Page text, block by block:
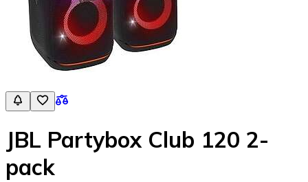
JBL Partybox Club 120 2-
pack